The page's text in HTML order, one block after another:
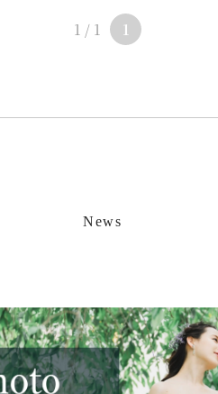
1 / 1 1
News